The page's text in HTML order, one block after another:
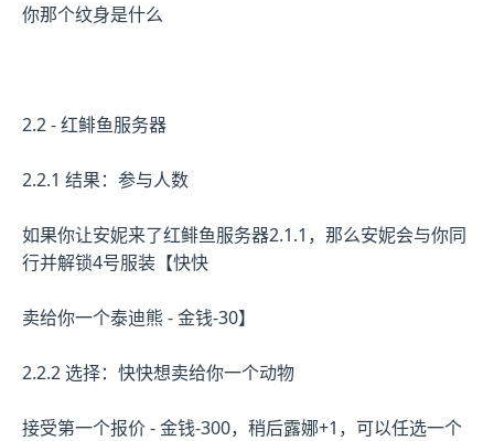
你那个纹身是什么
2.2 - 红鲱鱼服务器
2.2.1 结果：参与人数
如果你让安妮来了红鲱鱼服务器2.1.1，那么安妮会与你同
行并解锁4号服装【快快
卖给你一个泰迪熊 - 金钱-30】
2.2.2 选择：快快想卖给你一个动物
接受第一个报价 - 金钱-300，稍后露娜+1，可以任选一个